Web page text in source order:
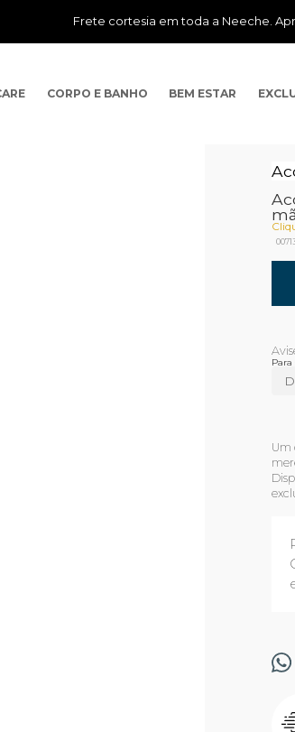
Frete cortesia em toda a Neeche.
CORPO E BANHO BEM ESTAR
Para
Um